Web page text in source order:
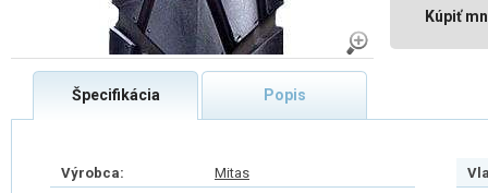
Kúpiť
Špecifikácia Popis
Výrobca:
Mitas